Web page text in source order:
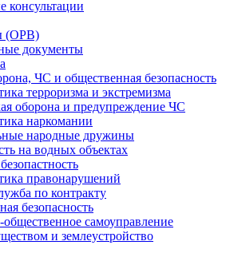
консультации
(ОРВ)
документы
ЧС и общественная безопасность
терроризма и экстремизма
оборона и предупреждение ЧС
наркомании
народные дружины
на водных объектах
правонарушений
по контракту
безопасность
самоуправление
и землеустройство